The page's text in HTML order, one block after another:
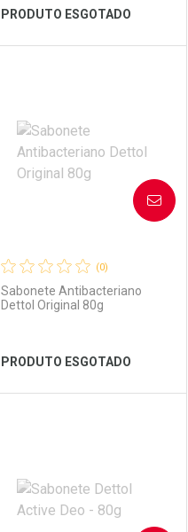
Ver Desconto Convênio
PRODUTO ESGOTADO
Laboratório
Ver Desconto Convênio
Por Menos
(0)
Sabonete Antibacteriano
Dettol Original 80g
PRODUTO ESGOTADO
AVISE-ME